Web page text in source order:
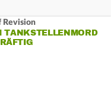
Revision
TANKSTELLENMORD